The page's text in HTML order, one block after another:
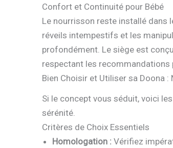
Confort et Continuité pour Bébé
Le nourrisson reste installé dans
réveils intempestifs et les
profondément. Le siège est
respectant les
Bien Choisir et Utiliser sa Doona
Si le concept vous séduit, voici
sérénité.
Critères de Choix Essentiels
Homologation : Vérifiez